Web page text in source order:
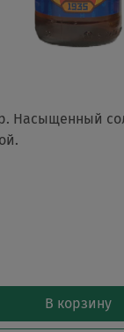
В корзину
Насыщенный